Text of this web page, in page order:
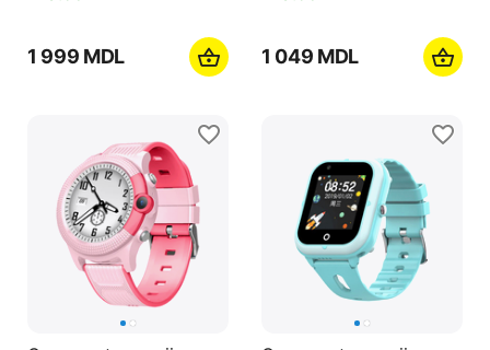
1 999 MDL 1 049 MDL